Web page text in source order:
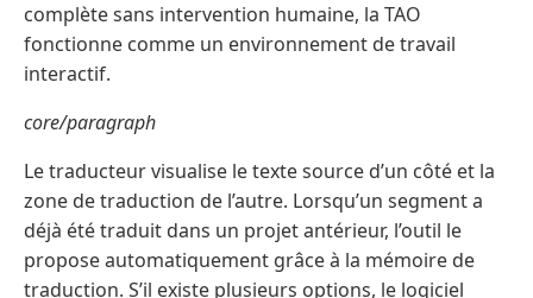
complète sans intervention humaine, la TAO
fonctionne comme un environnement de travail
interactif.
core/paragraph
Le traducteur visualise le texte source d’un côté et la
zone de traduction de l’autre. Lorsqu’un segment a
déjà été traduit dans un projet antérieur, l’outil le
propose automatiquement grâce à la mémoire de
traduction. S’il existe plusieurs options, le logiciel